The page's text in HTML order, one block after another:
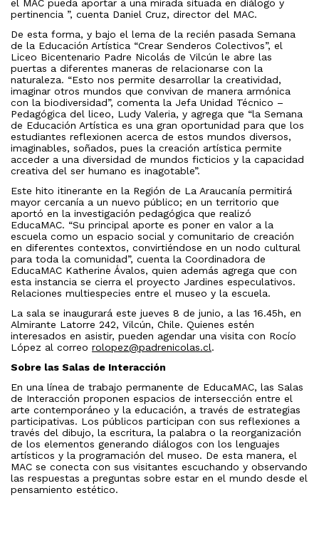
el MAC pueda aportar a una mirada situada en diálogo y
pertinencia ”, cuenta Daniel Cruz, director del MAC.
De esta forma, y bajo el lema de la recién pasada Semana
de la Educación Artística “Crear Senderos Colectivos”, el
Liceo Bicentenario Padre Nicolás de Vilcún le abre las
puertas a diferentes maneras de relacionarse con la
naturaleza. “Esto nos permite desarrollar la creatividad,
imaginar otros mundos que convivan de manera armónica
con la biodiversidad”, comenta la Jefa Unidad Técnico –
Pedagógica del liceo, Ludy Valeria, y agrega que “la Semana
de Educación Artística es una gran oportunidad para que los
estudiantes reflexionen acerca de estos mundos diversos,
imaginables, soñados, pues la creación artística permite
acceder a una diversidad de mundos ficticios y la capacidad
creativa del ser humano es inagotable”.
Este hito itinerante en la Región de La Araucanía permitirá
mayor cercanía a un nuevo público; en un territorio que
aportó en la investigación pedagógica que realizó
EducaMAC. “Su principal aporte es poner en valor a la
escuela como un espacio social y comunitario de creación
en diferentes contextos, convirtiéndose en un nodo cultural
para toda la comunidad”, cuenta la Coordinadora de
EducaMAC Katherine Ávalos, quien además agrega que con
esta instancia se cierra el proyecto Jardines especulativos.
Relaciones multiespecies entre el museo y la escuela.
La sala se inaugurará este jueves 8 de junio, a las 16.45h, en
Almirante Latorre 242, Vilcún, Chile. Quienes estén
interesados en asistir, pueden agendar una visita con Rocío
López al correo rolopez@padrenicolas.cl.
Sobre las Salas de Interacción
En una línea de trabajo permanente de EducaMAC, las Salas
de Interacción proponen espacios de intersección entre el
arte contemporáneo y la educación, a través de estrategias
participativas. Los públicos participan con sus reflexiones a
través del dibujo, la escritura, la palabra o la reorganización
de los elementos generando diálogos con los lenguajes
artísticos y la programación del museo. De esta manera, el
MAC se conecta con sus visitantes escuchando y observando
las respuestas a preguntas sobre estar en el mundo desde el
pensamiento estético.